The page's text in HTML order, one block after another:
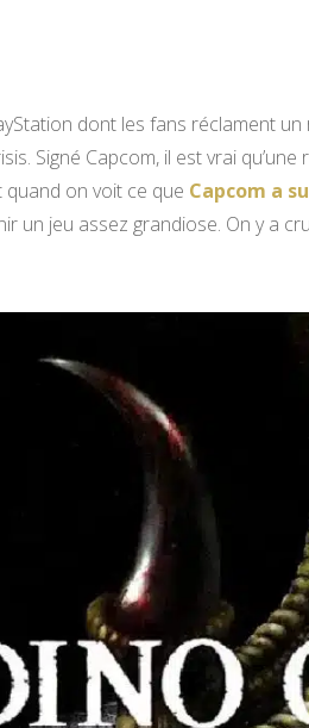
dont les fans réclament
Signé Capcom, il est vrai
quand on voit ce que Capcom a
un jeu assez grandiose. On y a